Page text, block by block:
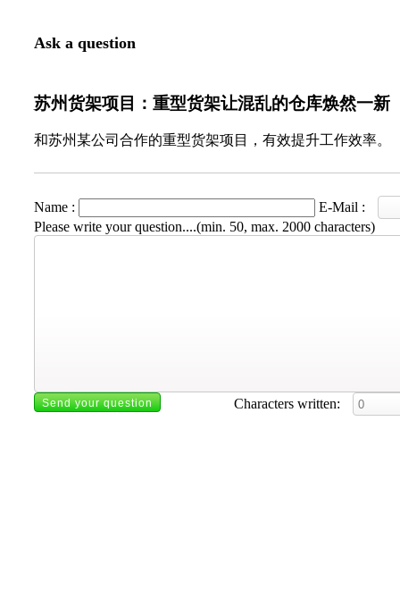
Ask a question
苏州货架项目：重型货架让混乱的仓库焕然一新
和苏州某公司合作的重型货架项目，有效提升工作效率。
Name :
E-Mail :
Please write your question....(min. 50, max. 2000 characters)
Characters written: